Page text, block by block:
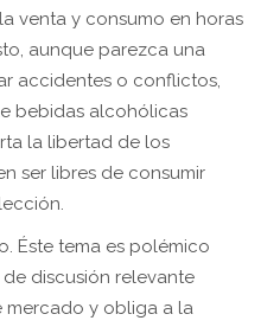
venta y consumo en horas
aunque parezca una
accidentes o conflictos,
bebidas alcohólicas
la libertad de los
ser libres de consumir
Éste tema es polémico
discusión relevante
y obliga a la